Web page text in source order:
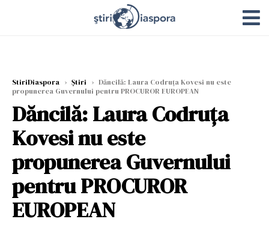
StiriDiaspora › Știri › Dăncilă: Laura Codruța Kovesi nu este
propunerea Guvernului pentru PROCUROR EUROPEAN
Dăncilă: Laura Codruța
Kovesi nu este
propunerea Guvernului
pentru PROCUROR
EUROPEAN